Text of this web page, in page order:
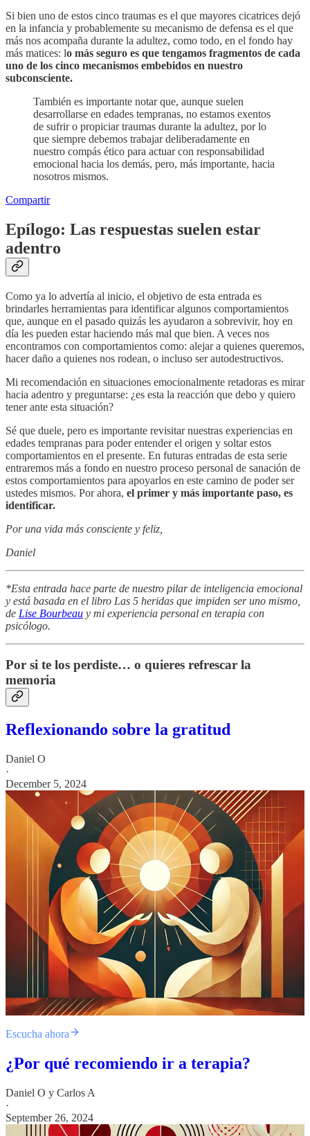
Si bien uno de estos cinco traumas es el que mayores cicatrices dejó
en la infancia y probablemente su mecanismo de defensa es el que
más nos acompaña durante la adultez, como todo, en el fondo hay
más matices: lo más seguro es que tengamos fragmentos de cada
uno de los cinco mecanismos embebidos en nuestro
subconsciente.
También es importante notar que, aunque suelen
desarrollarse en edades tempranas, no estamos exentos
de sufrir o propiciar traumas durante la adultez, por lo
que siempre debemos trabajar deliberadamente en
nuestro compás ético para actuar con responsabilidad
emocional hacia los demás, pero, más importante, hacia
nosotros mismos.
Compartir
Epílogo: Las respuestas suelen estar
adentro
Como ya lo advertía al inicio, el objetivo de esta entrada es
brindarles herramientas para identificar algunos comportamientos
que, aunque en el pasado quizás les ayudaron a sobrevivir, hoy en
día les pueden estar haciendo más mal que bien. A veces nos
encontramos con comportamientos como: alejar a quienes queremos,
hacer daño a quienes nos rodean, o incluso ser autodestructivos.
Mi recomendación en situaciones emocionalmente retadoras es mirar
hacia adentro y preguntarse: ¿es esta la reacción que debo y quiero
tener ante esta situación?
Sé que duele, pero es importante revisitar nuestras experiencias en
edades tempranas para poder entender el origen y soltar estos
comportamientos en el presente. En futuras entradas de esta serie
entraremos más a fondo en nuestro proceso personal de sanación de
estos comportamientos para apoyarlos en este camino de poder ser
ustedes mismos. Por ahora, el primer y más importante paso, es
identificar.
Por una vida más consciente y feliz,
Daniel
*Esta entrada hace parte de nuestro pilar de inteligencia emocional
y está basada en el libro Las 5 heridas que impiden ser uno mismo,
de Lise Bourbeau y mi experiencia personal en terapia con
psicólogo.
Por si te los perdiste… o quieres refrescar la
memoria
Reflexionando sobre la gratitud
Daniel O
·
December 5, 2024
Escucha ahora
¿Por qué recomiendo ir a terapia?
Daniel O y Carlos A
·
September 26, 2024